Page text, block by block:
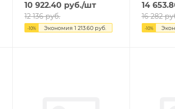
10 922.40 руб./шт
12 136руб.
-10% Экономия1 213.60 руб.
14
16 282
-10%